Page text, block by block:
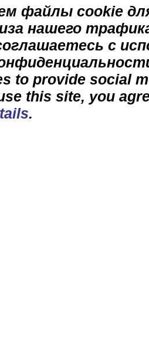
файлы cookie
нашего
с
to provide social
this site, you
.